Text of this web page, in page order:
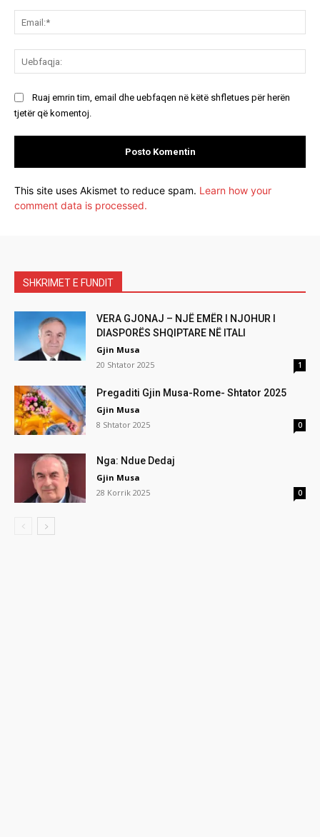
Ruaj emrin tim, email dhe uebfaqen në këtë shfletues për herën
tjetër që komentoj.
This site uses Akismet to reduce spam. Learn how your
comment data is processed.
SHKRIMET E FUNDIT
VERA GJONAJ – NJË EMËR I NJOHUR I
DIASPORËS SHQIPTARE NË ITALI
Gjin Musa
20 Shtator 2025
1
Pregaditi Gjin Musa-Rome- Shtator 2025
Gjin Musa
8 Shtator 2025
0
Nga: Ndue Dedaj
Gjin Musa
28 Korrik 2025
0